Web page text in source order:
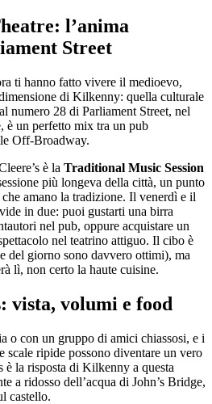
l’anima
Street
ti hanno fatto vivere il medioevo,
di Kilkenny: quella culturale
numero 28 di Parliament Street, nel
è un perfetto mix tra un pub
Off-Broadway.
è la Traditional Music Session
più longeva della città, un punto
amano la tradizione. Il venerdì e il
in due: puoi gustarti una birra
nel pub, oppure acquistare un
nel teatrino attiguo. Il cibo è
del giorno sono davvero ottimi), ma
lì, non certo la haute cuisine.
volumi e food
o con un gruppo di amici chiassosi, e i
scale ripide possono diventare un vero
la risposta di Kilkenny a questa
a ridosso dell’acqua di John’s Bridge,
castello.